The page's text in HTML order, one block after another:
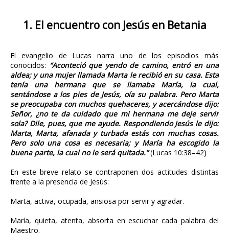
1. El encuentro con Jesús en Betania
El evangelio de Lucas narra uno de los episodios más
conocidos: “Aconteció que yendo de camino, entró en una
aldea; y una mujer llamada Marta le recibió en su casa. Esta
tenía una hermana que se llamaba María, la cual,
sentándose a los pies de Jesús, oía su palabra. Pero Marta
se preocupaba con muchos quehaceres, y acercándose dijo:
Señor, ¿no te da cuidado que mi hermana me deje servir
sola? Dile, pues, que me ayude. Respondiendo Jesús le dijo:
Marta, Marta, afanada y turbada estás con muchas cosas.
Pero solo una cosa es necesaria; y María ha escogido la
buena parte, la cual no le será quitada.”(Lucas 10:38–42)
En este breve relato se contraponen dos actitudes distintas
frente a la presencia de Jesús:
Marta, activa, ocupada, ansiosa por servir y agradar.
María, quieta, atenta, absorta en escuchar cada palabra del
Maestro.